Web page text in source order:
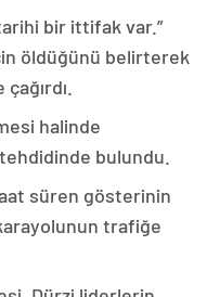
bir ittifak var.”
öldüğünü belirterek
halinde
bulundu.
süren gösterinin
trafiğe